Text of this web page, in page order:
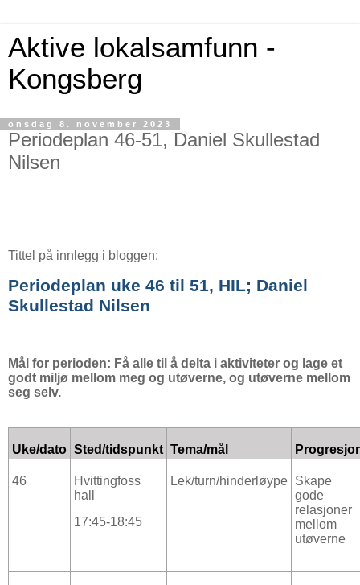
Aktive lokalsamfunn -
Kongsberg
onsdag 8. november 2023
Periodeplan 46-51, Daniel Skullestad
Nilsen
Tittel på innlegg i bloggen:
Periodeplan uke 46 til 51, HIL; Daniel
Skullestad Nilsen
Mål for perioden: Få alle til å delta i aktiviteter og lage et
godt miljø mellom meg og utøverne, og utøverne mellom
seg selv.
Uke/dato Sted/tidspunkt Tema/mål
46
Hvittingfoss
hall
17:45-18:45
Lek/turn/hinderløype Skape
gode
relasjoner
mellom
utøverne